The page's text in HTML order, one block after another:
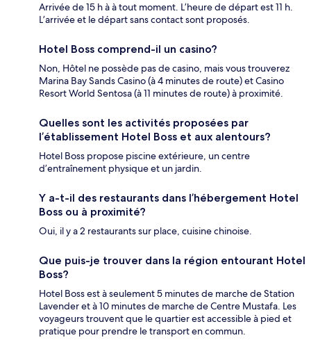
Arrivée de 15 h à à tout moment. L’heure de départ est 11 h.
L’arrivée et le départ sans contact sont proposés.
Hotel Boss comprend-il un casino?
Non, Hôtel ne possède pas de casino, mais vous trouverez
Marina Bay Sands Casino (à 4 minutes de route) et Casino
Resort World Sentosa (à 11 minutes de route) à proximité.
Quelles sont les activités proposées par
l’établissement Hotel Boss et aux alentours?
Hotel Boss propose piscine extérieure, un centre
d’entraînement physique et un jardin.
Y a-t-il des restaurants dans l’hébergement Hotel
Boss ou à proximité?
Oui, il y a 2 restaurants sur place, cuisine chinoise.
Que puis-je trouver dans la région entourant Hotel
Boss?
Hotel Boss est à seulement 5 minutes de marche de Station
Lavender et à 10 minutes de marche de Centre Mustafa. Les
voyageurs trouvent que le quartier est accessible à pied et
pratique pour prendre le transport en commun.